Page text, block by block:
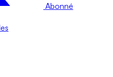
Abonné